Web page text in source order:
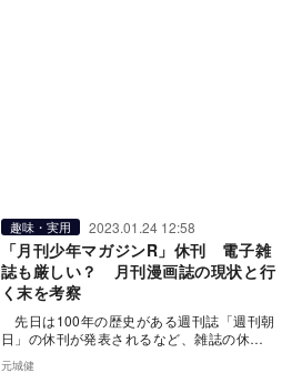
趣味・実用 2023.01.24 12:58
「月刊少年マガジンR」休刊 電子雑
誌も厳しい？ 月刊漫画誌の現状と行
く末を考察
先日は100年の歴史がある週刊誌「週刊朝
日」の休刊が発表されるなど、雑誌の休刊
元城健